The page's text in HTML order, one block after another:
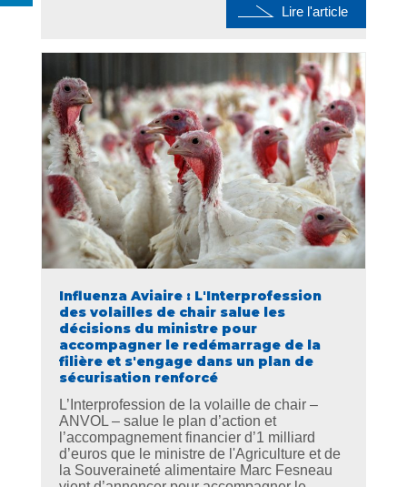
Lire l'article
Influenza Aviaire : L'Interprofession
des volailles de chair salue les
décisions du ministre pour
accompagner le redémarrage de la
filière et s'engage dans un plan de
sécurisation renforcé
L’Interprofession de la volaille de chair –
ANVOL – salue le plan d’action et
l’accompagnement financier d’1 milliard
d’euros que le ministre de l'Agriculture et de
la Souveraineté alimentaire Marc Fesneau